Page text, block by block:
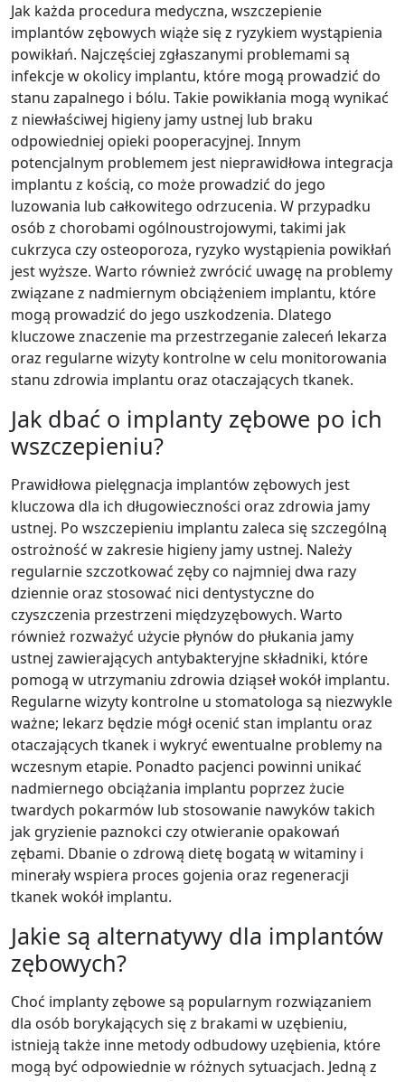
Jak każda procedura medyczna, wszczepienie
implantów zębowych wiąże się z ryzykiem wystąpienia
powikłań. Najczęściej zgłaszanymi problemami są
infekcje w okolicy implantu, które mogą prowadzić do
stanu zapalnego i bólu. Takie powikłania mogą wynikać
z niewłaściwej higieny jamy ustnej lub braku
odpowiedniej opieki pooperacyjnej. Innym
potencjalnym problemem jest nieprawidłowa integracja
implantu z kością, co może prowadzić do jego
luzowania lub całkowitego odrzucenia. W przypadku
osób z chorobami ogólnoustrojowymi, takimi jak
cukrzyca czy osteoporoza, ryzyko wystąpienia powikłań
jest wyższe. Warto również zwrócić uwagę na problemy
związane z nadmiernym obciążeniem implantu, które
mogą prowadzić do jego uszkodzenia. Dlatego
kluczowe znaczenie ma przestrzeganie zaleceń lekarza
oraz regularne wizyty kontrolne w celu monitorowania
stanu zdrowia implantu oraz otaczających tkanek.
Jak dbać o implanty zębowe po ich
wszczepieniu?
Prawidłowa pielęgnacja implantów zębowych jest
kluczowa dla ich długowieczności oraz zdrowia jamy
ustnej. Po wszczepieniu implantu zaleca się szczególną
ostrożność w zakresie higieny jamy ustnej. Należy
regularnie szczotkować zęby co najmniej dwa razy
dziennie oraz stosować nici dentystyczne do
czyszczenia przestrzeni międzyzębowych. Warto
również rozważyć użycie płynów do płukania jamy
ustnej zawierających antybakteryjne składniki, które
pomogą w utrzymaniu zdrowia dziąseł wokół implantu.
Regularne wizyty kontrolne u stomatologa są niezwykle
ważne; lekarz będzie mógł ocenić stan implantu oraz
otaczających tkanek i wykryć ewentualne problemy na
wczesnym etapie. Ponadto pacjenci powinni unikać
nadmiernego obciążania implantu poprzez żucie
twardych pokarmów lub stosowanie nawyków takich
jak gryzienie paznokci czy otwieranie opakowań
zębami. Dbanie o zdrową dietę bogatą w witaminy i
minerały wspiera proces gojenia oraz regeneracji
tkanek wokół implantu.
Jakie są alternatywy dla implantów
zębowych?
Choć implanty zębowe są popularnym rozwiązaniem
dla osób borykających się z brakami w uzębieniu,
istnieją także inne metody odbudowy uzębienia, które
mogą być odpowiednie w różnych sytuacjach. Jedną z